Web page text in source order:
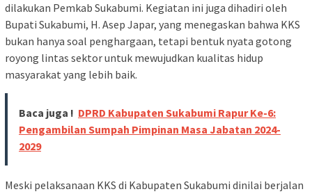
dilakukan Pemkab Sukabumi. Kegiatan ini juga dihadiri oleh
Bupati Sukabumi, H. Asep Japar, yang menegaskan bahwa KKS
bukan hanya soal penghargaan, tetapi bentuk nyata gotong
royong lintas sektor untuk mewujudkan kualitas hidup
masyarakat yang lebih baik.
Baca juga ! DPRD Kabupaten Sukabumi Rapur Ke-6:
Pengambilan Sumpah Pimpinan Masa Jabatan 2024-
2029
Meski pelaksanaan KKS di Kabupaten Sukabumi dinilai berjalan